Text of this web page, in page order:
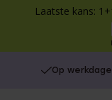
Laatste kans:
Op